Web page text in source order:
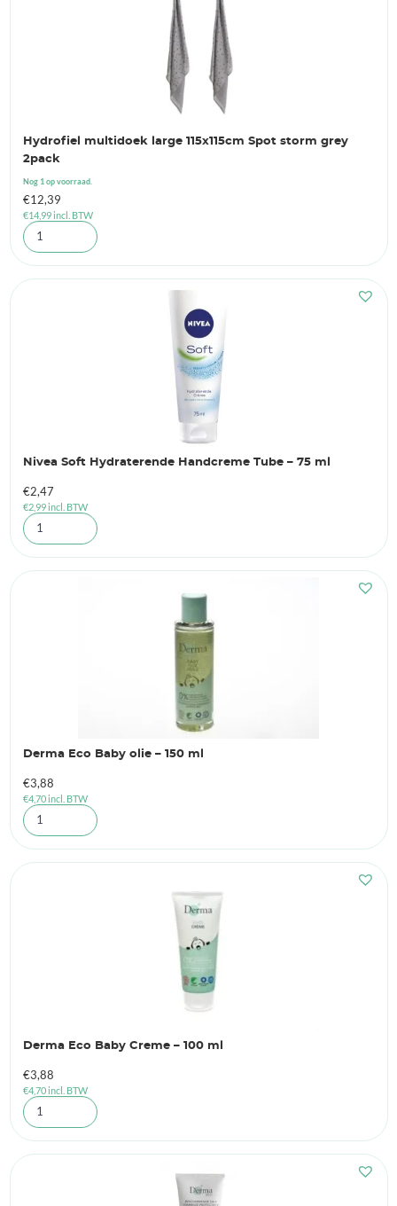
Hydrofiel multidoek large 115x115cm Spot storm grey
2pack
Nog 1 op voorraad.
€12,39
€14,99incl. BTW
Nivea Soft Hydraterende Handcreme Tube – 75 ml
€2,47
€2,99incl. BTW
Derma Eco Baby olie – 150 ml
€3,88
€4,70incl. BTW
Derma Eco Baby Creme – 100 ml
€3,88
€4,70incl. BTW